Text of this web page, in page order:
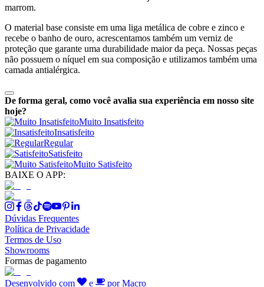
marrom.
O material base consiste em uma liga metálica de cobre e zinco e
recebe o banho de ouro, acrescentamos também um verniz de
proteção que garante uma durabilidade maior da peça. Nossas peças
não possuem o níquel em sua composição e utilizamos também uma
camada antialérgica.
De forma geral, como você avalia sua experiência em nosso site
hoje?
Muito Insatisfeito
Insatisfeito
Regular
Satisfeito
Muito Satisfeito
BAIXE O APP:
Dúvidas Frequentes
Política de Privacidade
Termos de Uso
Showrooms
Formas de pagamento
Desenvolvido com e por Macro